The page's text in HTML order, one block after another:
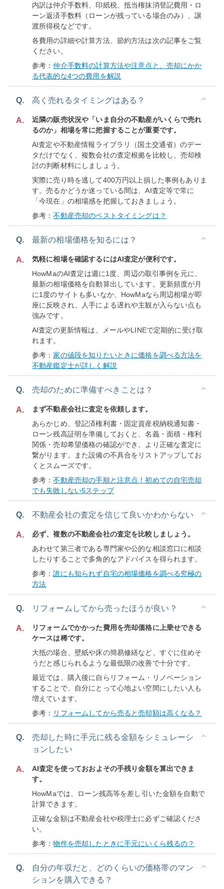
内訳は仲介手数料、印紙税、抵当権抹消登記費用・ロ
ーン返済手数料（ローンが残っている場合のみ）、譲
渡所得税などです。
各費用の詳細や計算方法、節約方法は次の記事をご覧
ください。
参考：仲介手数料の計算方法や注意点と、売却にかか
る代表的な4つの費用を解説
Q. 高く売れるタイミングはある？
A.
近隣の販売状況や「いま自分の不動産がいくらで売れ
るのか」相場を常に把握することが重要です。
AI査定や不動産情報ライブラリ（国土交通省）のデー
タだけでなく、複数会社の査定根拠を比較し、売却検
討の判断材料にしましょう。
実際に売り時を逃して400万円以上損した事例もありま
す。売るかどうか迷っている間は、AI査定等で常に
「今現在」の相場感を把握しておきましょう。
参考：不動産売却のベストタイミングは？
Q. 最新の相場価格を知るには？
A.
気軽に相場を確認するにはAI査定が便利です。
HowMaのAI査定は週に1度、周辺の取引事例を元に、
最新の相場価格を自動算出しています。更新頻度が月
に1度のサイトも多いなか、HowMaなら周辺相場が即
座に反映され、人手による遅れや主観が入らない点も
強みです。
AI査定の更新情報は、メールやLINEで定期的に受け取
れます。
参考：家の値段を知りたいときに価格を調べる方法を
不動産鑑定士が詳しく解説
Q. 売却のために準備すべきことは？
A.
まず不動産会社に査定を依頼します。
あらかじめ、登記済権利書・固定資産税納税通知書・
ローン残高証明を準備しておくと、名義・面積・権利
関係・売却希望価格の確認ができ、より正確な査定に
繋がります。また設備の不具合をリストアップしてお
くとスムーズです。
参考：不動産売却の手順と注意点！初めての自宅売却
でも失敗しない5ステップ
Q. 不動産会社の査定を信じて良いかわからない
A.
必ず、複数の不動産会社の査定を比較しましょう。
あわせて第三者である専門家や公的な相談窓口に相談
したりすることで多角的なアドバイスを得られます。
参考：誰にも知られず自宅の相場価格を調べる究極の
方法
Q. リフォームしてから売ったほうが良い？
A.
リフォームでかかった費用を売却価格に上乗せできる
ケースは稀です。
大抵の場合、壁紙や床の簡易修繕など、すぐに住めそ
うだと感じられるような最低限の改善で十分です。
最近では、購入後に自らリフォーム・リノベーション
することで、自分にとって心地よい空間にしたい人も
増えています。
参考： リフォームしてから売ると売却額は高くなる？
Q.
売却した時に手元に残る金額をシミュレーシ
ョンしたい
A.
AI査定を使っておおよその手残り金額を算出できま
す。
HowMaでは、ローン残高等を差し引いた金額を自動で
計算できます。
正確な金額は不動産会社や税理士に必ずご確認くださ
い。
参考：物件を売却したときに手元にいくら残るの？
Q.
自分の年収だと、どのくらいの価格帯のマン
ションを購入できる？